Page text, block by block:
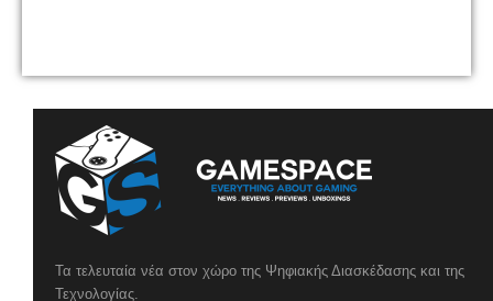
Τα τελευταία νέα στον χώρο της Ψηφιακής Διασκέδασης και της
Τεχνολογίας.